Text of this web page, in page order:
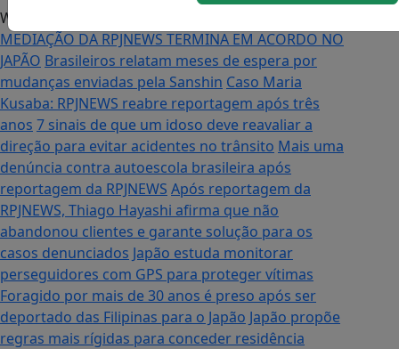
Web Stories
MEDIAÇÃO DA RPJNEWS TERMINA EM ACORDO NO
JAPÃO Brasileiros relatam meses de espera por
mudanças enviadas pela Sanshin Caso Maria
Kusaba: RPJNEWS reabre reportagem após três
anos 7 sinais de que um idoso deve reavaliar a
direção para evitar acidentes no trânsito Mais uma
denúncia contra autoescola brasileira após
reportagem da RPJNEWS Após reportagem da
RPJNEWS, Thiago Hayashi afirma que não
abandonou clientes e garante solução para os
casos denunciados Japão estuda monitorar
perseguidores com GPS para proteger vítimas
Foragido por mais de 30 anos é preso após ser
deportado das Filipinas para o Japão Japão propõe
regras mais rígidas para conceder residência